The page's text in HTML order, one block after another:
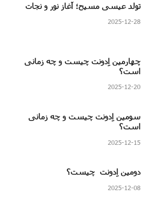
تولد عیسی مسیح؛ آغاز نور و نجات
2025-12-28
چهارمین اِدونت چیست و چه زمانی
است؟
2025-12-20
سومین اِدونت چیست و چه زمانی
است؟
2025-12-15
دومین اِدونت چیست؟
2025-12-08